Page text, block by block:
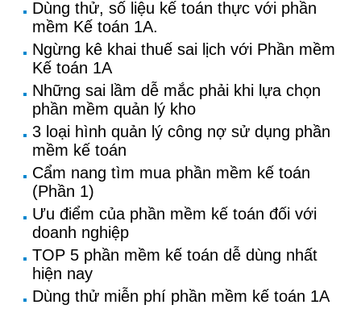
Dùng thử, số liệu kế toán thực với phần
mềm Kế toán 1A.
Ngừng kê khai thuế sai lịch với Phần mềm
Kế toán 1A
Những sai lầm dễ mắc phải khi lựa chọn
phần mềm quản lý kho
3 loại hình quản lý công nợ sử dụng phần
mềm kế toán
Cẩm nang tìm mua phần mềm kế toán
(Phần 1)
Ưu điểm của phần mềm kế toán đối với
doanh nghiệp
TOP 5 phần mềm kế toán dễ dùng nhất
hiện nay
Dùng thử miễn phí phần mềm kế toán 1A